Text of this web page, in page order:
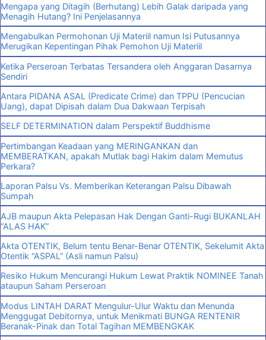
Mengapa yang Ditagih (Berhutang) Lebih Galak daripada yang
Menagih Hutang? Ini Penjelasannya
Mengabulkan Permohonan Uji Materiil namun Isi Putusannya
Merugikan Kepentingan Pihak Pemohon Uji Materiil
Ketika Perseroan Terbatas Tersandera oleh Anggaran Dasarnya
Sendiri
Antara PIDANA ASAL (Predicate Crime) dan TPPU (Pencucian
Uang), dapat Dipisah dalam Dua Dakwaan Terpisah
SELF DETERMINATION dalam Perspektif Buddhisme
Pertimbangan Keadaan yang MERINGANKAN dan
MEMBERATKAN, apakah Mutlak bagi Hakim dalam Memutus
Perkara?
Laporan Palsu Vs. Memberikan Keterangan Palsu Dibawah
Sumpah
AJB maupun Akta Pelepasan Hak Dengan Ganti-Rugi BUKANLAH
“ALAS HAK”
Akta OTENTIK, Belum tentu Benar-Benar OTENTIK, Sekelumit Akta
Otentik “ASPAL” (Asli namun Palsu)
Resiko Hukum Mencurangi Hukum Lewat Praktik NOMINEE Tanah
ataupun Saham Perseroan
Modus LINTAH DARAT Mengulur-Ulur Waktu dan Menunda
Menggugat Debitornya, untuk Menikmati BUNGA RENTENIR
Beranak-Pinak dan Total Tagihan MEMBENGKAK